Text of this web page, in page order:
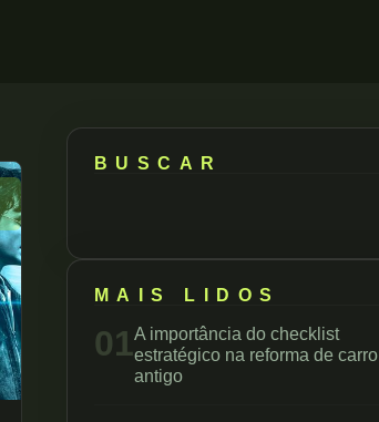
BUSCAR
MAIS LIDOS
01A importância do checklist
estratégico na reforma de carro
antigo